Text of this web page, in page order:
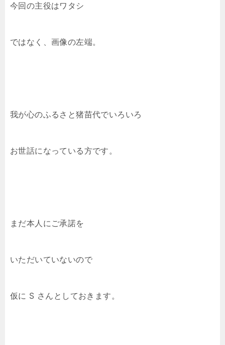
今回の主役はワタシ
ではなく、画像の左端。
我が心のふるさと猪苗代でいろいろ
お世話になっている方です。
まだ本人にご承諾を
いただいていないので
仮に S さんとしておきます。